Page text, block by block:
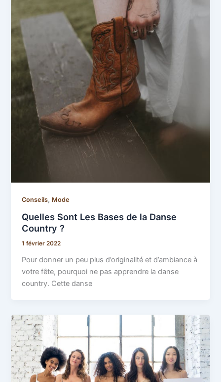
Conseils, Mode
Quelles Sont Les Bases de la Danse
Country ?
1 février 2022
Pour donner un peu plus d’originalité et d’ambiance à
votre fête, pourquoi ne pas apprendre la danse
country. Cette danse